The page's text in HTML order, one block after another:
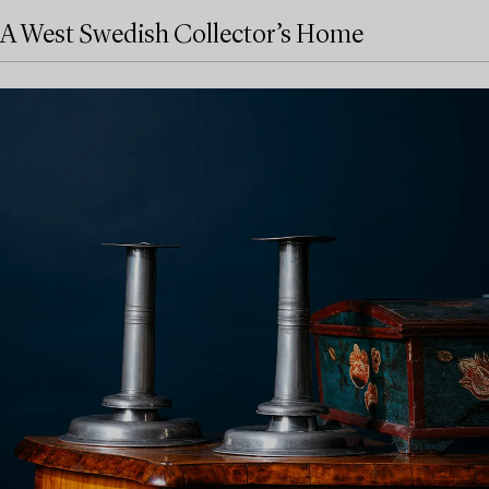
A West Swedish Collector’s Home